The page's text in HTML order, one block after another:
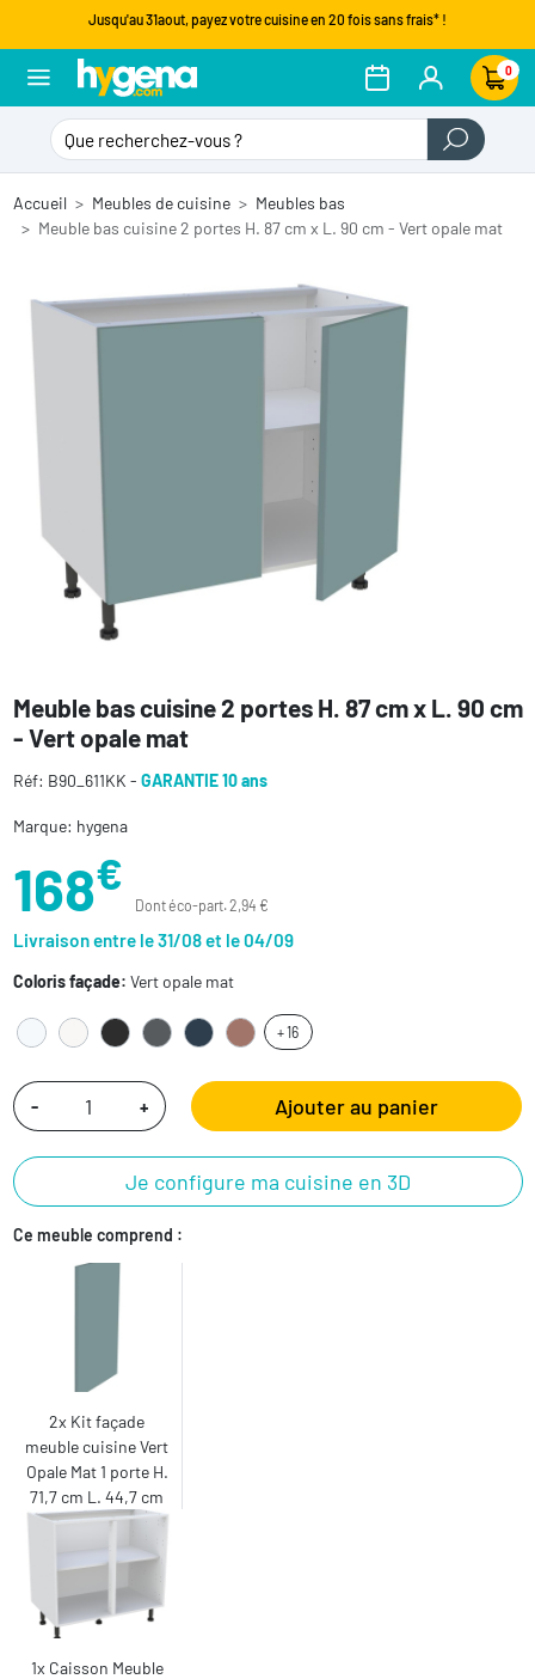
Jusqu'au 31aout, payez votre cuisine en 20 fois sans frais* !
0
Accueil Meubles de cuisine
Meubles bas
Meuble bas cuisine 2 portes H. 87 cm x L. 90 cm - Vert opale mat
Meuble bas cuisine 2 portes H. 87 cm x L. 90 cm
- Vert opale mat
Réf: B90_611KK - GARANTIE 10 ans
Marque: hygena
168€
Dont éco-part. 2,94 €
Livraison entre le 31/08 et le 04/09
Coloris façade: Vert opale mat
+ 16
- + Ajouter au panier
Je configure ma cuisine en 3D
Ce meuble comprend :
2x Kit façade
meuble cuisine Vert
Opale Mat 1 porte H.
71,7 cm L. 44,7 cm
1x Caisson Meuble